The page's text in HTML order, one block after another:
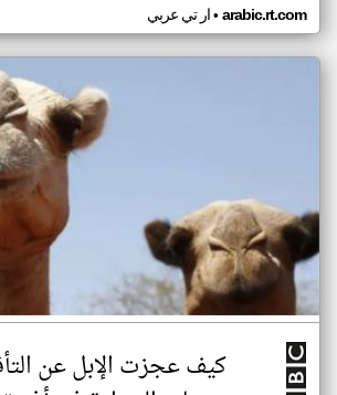
ار تي عربي• arabic.rt.com
كيف عجزت الإبل عن